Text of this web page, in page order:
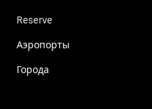
Reserve
Аэропорты
Города